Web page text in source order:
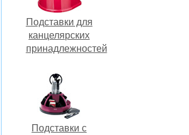
Подставки для
канцелярских
принадлежностей
Подставки с